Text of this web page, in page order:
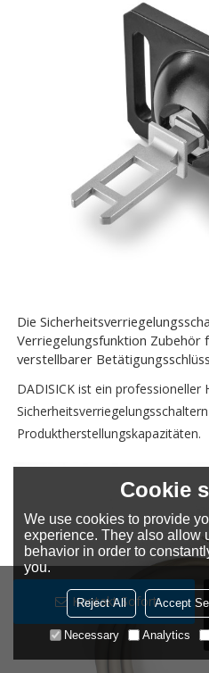
Kontakt Sofort
Die
Verriegelungsfunktion
verstellbarer
DADISICK ist ein professioneller
Produktherstellungskapazitäten.
Cookie
We use cookies to provide
experience. They also allow
behavior in order to
you.
Reject All Accept
Necessary Analytics